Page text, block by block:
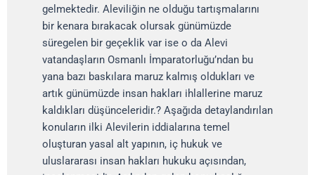
gelmektedir. Aleviliğin ne olduğu tartışmalarını
bir kenara bırakacak olursak günümüzde
süregelen bir geçeklik var ise o da Alevi
vatandaşların Osmanlı İmparatorluğu’ndan bu
yana bazı baskılara maruz kalmış oldukları ve
artık günümüzde insan hakları ihlallerine maruz
kaldıkları düşünceleridir.? Aşağıda detaylandırılan
konuların ilki Alevilerin iddialarına temel
oluşturan yasal alt yapının, iç hukuk ve
uluslararası insan hakları hukuku açısından,